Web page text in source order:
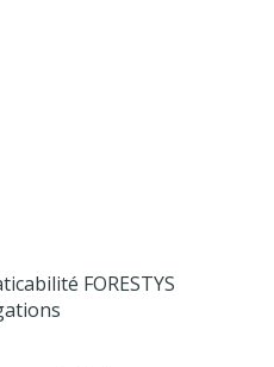
FORESTYS